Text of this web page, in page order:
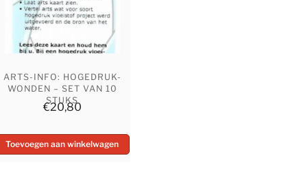
ARTS-INFO: HOGEDRUK-
WONDEN – SET VAN 10
STUKS
€20,80
Toevoegen aan winkelwagen